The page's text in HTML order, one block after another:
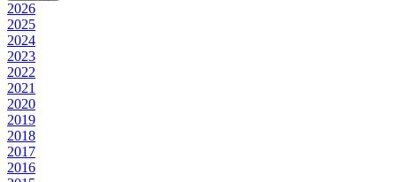
2026
2025
2024
2023
2022
2021
2020
2019
2018
2017
2016